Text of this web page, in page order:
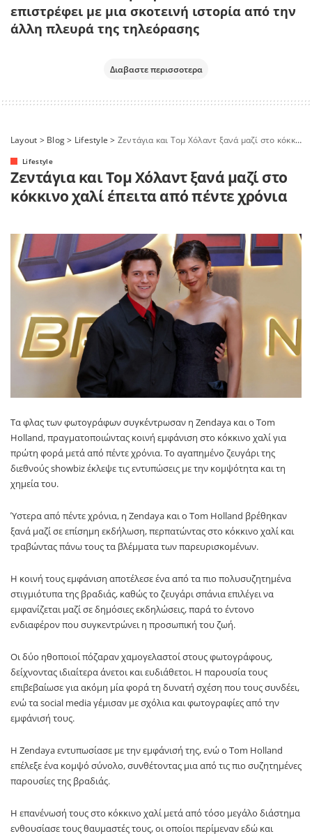
επιστρέφει με μια σκοτεινή ιστορία από την
άλλη πλευρά της τηλεόρασης
Διαβαστε περισσοτερα
Layout > Blog> Lifestyle > Ζεντάγια και Τομ Χόλαντ ξανά μαζί στο κόκκινο χαλί έπειτα από πέντε χρόνια
Lifestyle
Ζεντάγια και Τομ Χόλαντ ξανά μαζί στο
κόκκινο χαλί έπειτα από πέντε χρόνια
Τα φλας των φωτογράφων συγκέντρωσαν η Zendaya και ο Tom
Holland, πραγματοποιώντας κοινή εμφάνιση στο κόκκινο χαλί για
πρώτη φορά μετά από πέντε χρόνια. Το αγαπημένο ζευγάρι της
διεθνούς showbiz έκλεψε τις εντυπώσεις με την κομψότητα και τη
χημεία του.
Ύστερα από πέντε χρόνια, η Zendaya και ο Tom Holland βρέθηκαν
ξανά μαζί σε επίσημη εκδήλωση, περπατώντας στο κόκκινο χαλί και
τραβώντας πάνω τους τα βλέμματα των παρευρισκομένων.
Η κοινή τους εμφάνιση αποτέλεσε ένα από τα πιο πολυσυζητημένα
στιγμιότυπα της βραδιάς, καθώς το ζευγάρι σπάνια επιλέγει να
εμφανίζεται μαζί σε δημόσιες εκδηλώσεις, παρά το έντονο
ενδιαφέρον που συγκεντρώνει η προσωπική του ζωή.
Οι δύο ηθοποιοί πόζαραν χαμογελαστοί στους φωτογράφους,
δείχνοντας ιδιαίτερα άνετοι και ευδιάθετοι. Η παρουσία τους
επιβεβαίωσε για ακόμη μία φορά τη δυνατή σχέση που τους συνδέει,
ενώ τα social media γέμισαν με σχόλια και φωτογραφίες από την
εμφάνισή τους.
Η Zendaya εντυπωσίασε με την εμφάνισή της, ενώ ο Tom Holland
επέλεξε ένα κομψό σύνολο, συνθέτοντας μια από τις πιο συζητημένες
παρουσίες της βραδιάς.
Η επανένωσή τους στο κόκκινο χαλί μετά από τόσο μεγάλο διάστημα
ενθουσίασε τους θαυμαστές τους, οι οποίοι περίμεναν εδώ και